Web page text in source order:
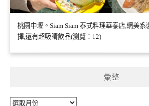
桃園中壢。Siam Siam 泰式料理華泰店,網美
擇,還有超吸睛飲品(瀏覽：12)
彙整
彙